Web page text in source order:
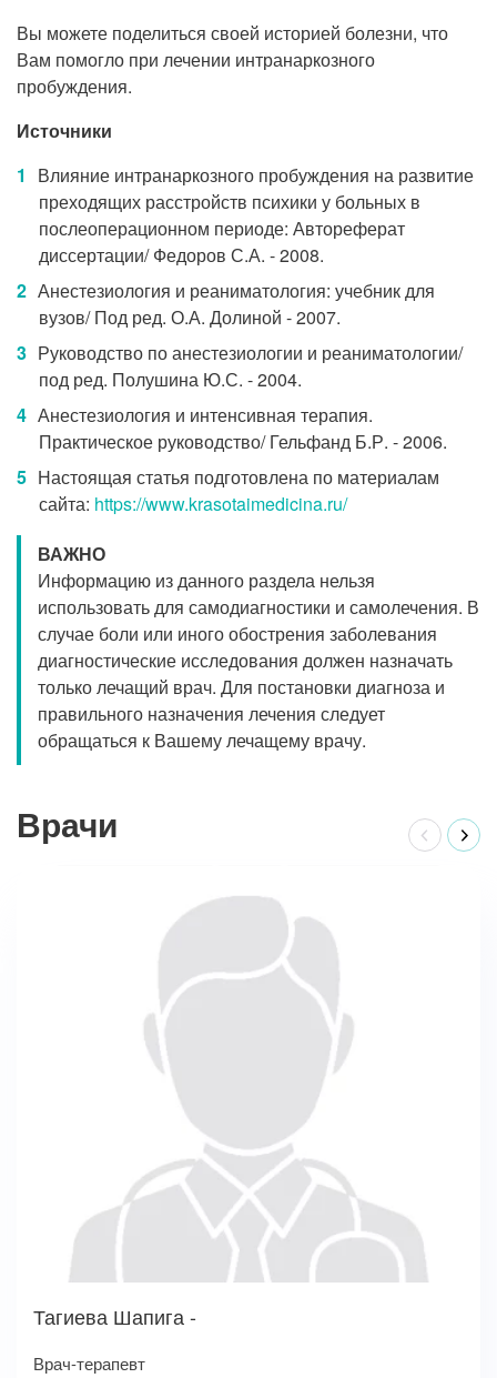
Вы можете поделиться своей историей болезни, что
Вам помогло при лечении интранаркозного
пробуждения.
Источники
Влияние интранаркозного пробуждения на развитие
преходящих расстройств психики у больных в
послеоперационном периоде: Автореферат
диссертации/ Федоров С.А. - 2008.
Анестезиология и реаниматология: учебник для
вузов/ Под ред. О.А. Долиной - 2007.
Руководство по анестезиологии и реаниматологии/
под ред. Полушина Ю.С. - 2004.
Анестезиология и интенсивная терапия.
Практическое руководство/ Гельфанд Б.Р. - 2006.
Настоящая статья подготовлена по материалам
сайта: https://www.krasotaimedicina.ru/
ВАЖНО
Информацию из данного раздела нельзя
использовать для самодиагностики и самолечения. В
случае боли или иного обострения заболевания
диагностические исследования должен назначать
только лечащий врач. Для постановки диагноза и
правильного назначения лечения следует
обращаться к Вашему лечащему врачу.
Врачи
Тагиева Шапига -
Врач-терапевт